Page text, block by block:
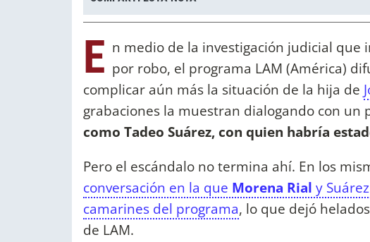
E n medio de la investigación judicial que
por robo, el programa LAM (América)
complicar aún más la situación de la hija de
grabaciones la muestran dialogando con un
como Tadeo Suárez, con quien habría
Pero el escándalo no termina ahí. En los
conversación en la que Morena Rial y
camarines del programa, lo que dejó
de LAM.